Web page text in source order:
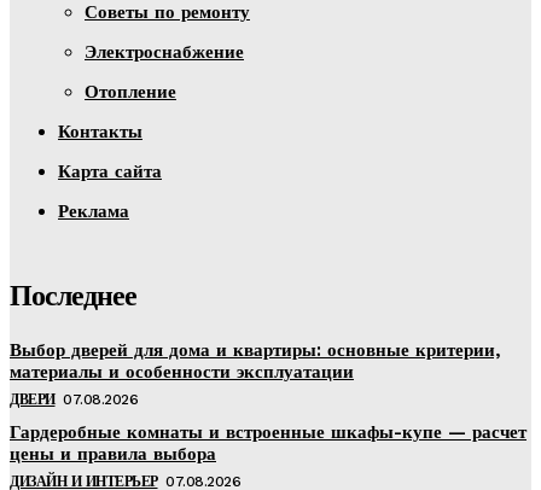
Советы по ремонту
Электроснабжение
Отопление
Контакты
Карта сайта
Реклама
Последнее
Выбор дверей для дома и квартиры: основные критерии,
материалы и особенности эксплуатации
ДВЕРИ 07.08.2026
Гардеробные комнаты и встроенные шкафы-купе — расчет
цены и правила выбора
ДИЗАЙН И ИНТЕРЬЕР 07.08.2026